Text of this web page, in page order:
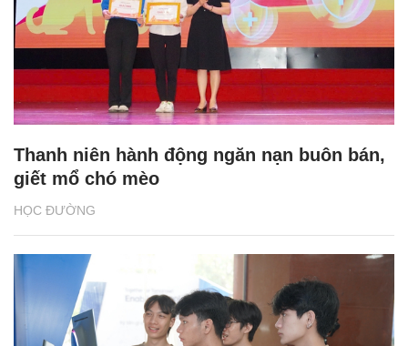
HỌC ĐƯỜNG
Thanh niên hành động ngăn nạn buôn bán,
giết mổ chó mèo